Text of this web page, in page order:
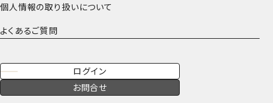
個人情報の取り扱いについて
よくあるご質問
ログイン
お問合せ